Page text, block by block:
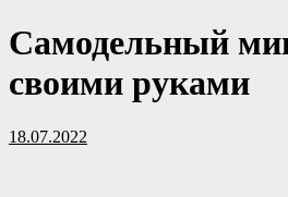
Самодельный
своими руками
18.07.2022